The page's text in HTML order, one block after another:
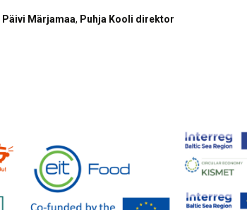
Päivi Märjamaa, Puhja Kooli direktor